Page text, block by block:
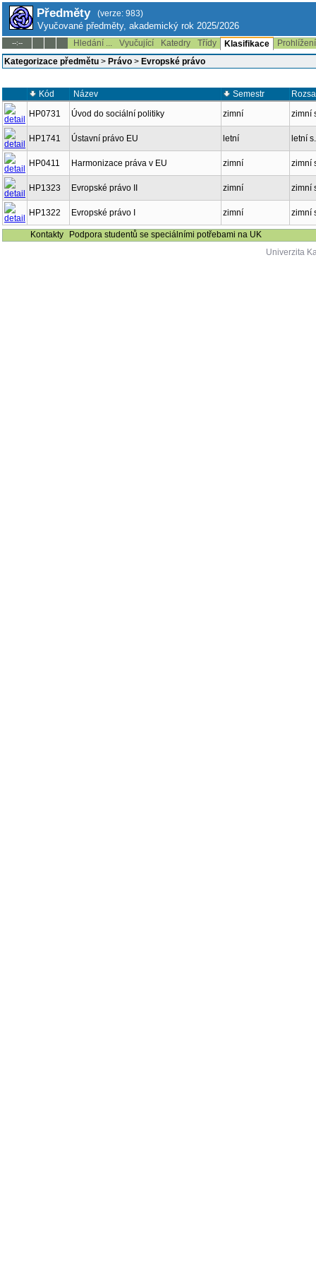
Předměty (verze: 983)
Vyučované předměty, akademický rok 2025/2026
--:-- Hledání ... Vyučující Katedry Třídy Klasifikace
Kategorizace předmětu > Právo > Evropské právo
Kód Název Semestr
HP0731
Úvod do sociální politiky zimní zimní
HP1741 Ústavní právo EU letní letní
HP0411 Harmonizace práva v EU zimní zimní
HP1323 Evropské právo II zimní zimní
HP1322 Evropské právo I zimní zimní
Kontakty
Podpora studentů se speciálními potřebami na UK
Univerzita